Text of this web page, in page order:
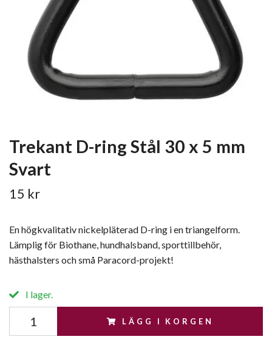
Trekant D-ring Stål 30 x 5 mm
Svart
15 kr
En högkvalitativ nickelpläterad D-ring i en triangelform.
Lämplig för Biothane, hundhalsband, sporttillbehör,
hästhalsters och små Paracord-projekt!
I lager.
LÄGG I KORGEN